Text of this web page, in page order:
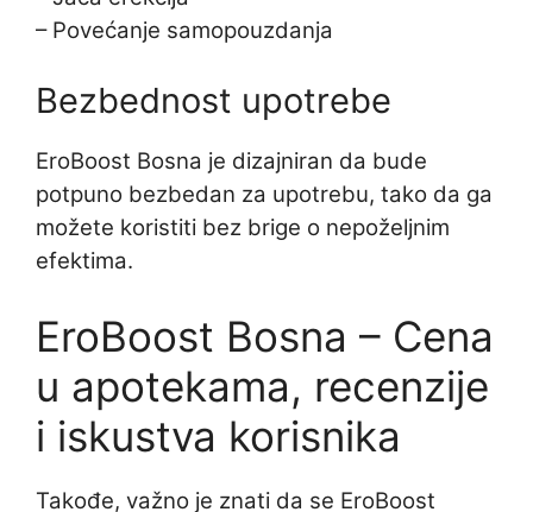
– Povećanje samopouzdanja
Bezbednost upotrebe
EroBoost Bosna je dizajniran da bude
potpuno bezbedan za upotrebu, tako da ga
možete koristiti bez brige o nepoželjnim
efektima.
EroBoost Bosna – Cena
u apotekama, recenzije
i iskustva korisnika
Takođe, važno je znati da se EroBoost